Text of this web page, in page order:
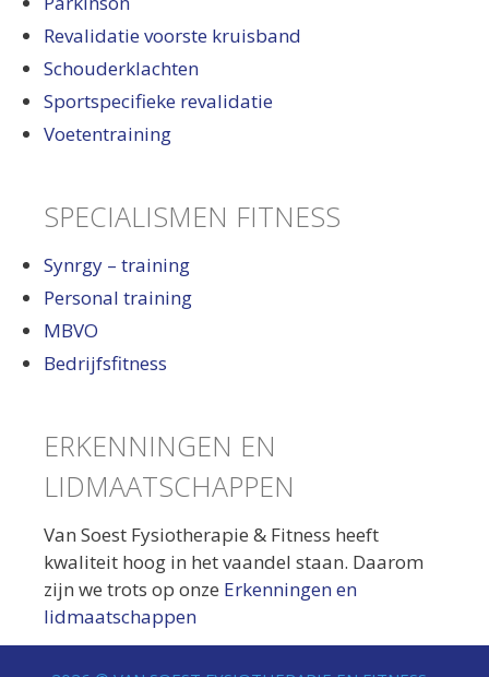
Revalidatie voorste kruisband
Schouderklachten
Sportspecifieke revalidatie
Voetentraining
SPECIALISMEN FITNESS
Synrgy – training
Personal training
MBVO
Bedrijfsfitness
ERKENNINGEN EN
LIDMAATSCHAPPEN
Van Soest Fysiotherapie & Fitness heeft
kwaliteit hoog in het vaandel staan. Daarom
zijn we trots op onze Erkenningen en
lidmaatschappen